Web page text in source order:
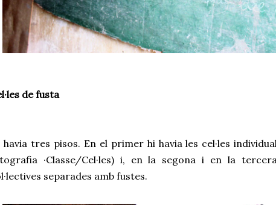
de fusta
havia tres pisos. En el primer hi havia les cel·les
·Classe/Cel·les) i, en la segona i en la
separades amb fustes.